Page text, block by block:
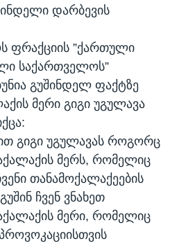
დარბევის
ფრაქციის ”ქართული
საქართველოს”
გუშინდელ ფაქტზე
მერი გიგი უგულავა
გიგი უგულავას როგორც
მერს, რომელიც
თანამოქალაქეების
ჩვენ ვნახეთ
მერი, რომელიც